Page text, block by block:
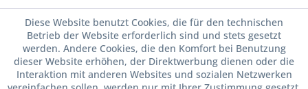
Diese Website benutzt Cookies, die für den technischen
Betrieb der Website erforderlich sind und stets gesetzt
werden. Andere Cookies, die den Komfort bei Benutzung
dieser Website erhöhen, der Direktwerbung dienen oder die
Interaktion mit anderen Websites und sozialen Netzwerken